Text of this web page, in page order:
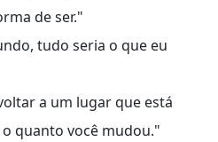
de ser."
tudo seria o que eu
a um lugar que está
quanto você mudou."